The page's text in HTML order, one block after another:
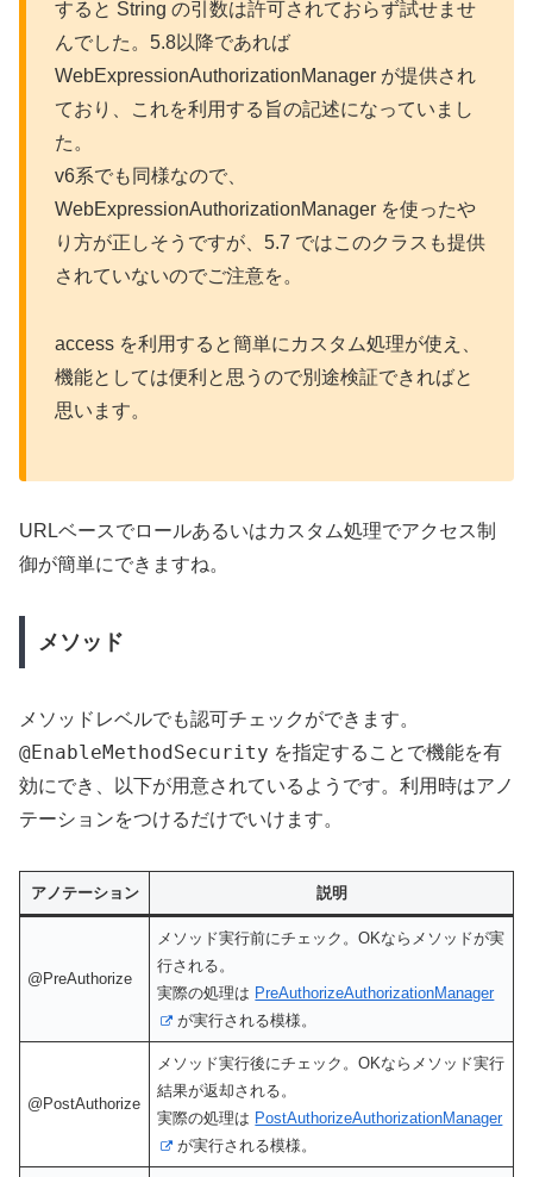
すると String の引数は許可されておらず試せませ
んでした。5.8以降であれば
WebExpressionAuthorizationManager が提供され
ており、これを利用する旨の記述になっていまし
た。
v6系でも同様なので、
WebExpressionAuthorizationManager を使ったや
り方が正しそうですが、5.7 ではこのクラスも提供
されていないのでご注意を。
access を利用すると簡単にカスタム処理が使え、
機能としては便利と思うので別途検証できればと
思います。
URLベースでロールあるいはカスタム処理でアクセス制
御が簡単にできますね。
メソッド
メソッドレベルでも認可チェックができます。
@EnableMethodSecurity を指定することで機能を有
効にでき、以下が用意されているようです。利用時はアノ
テーションをつけるだけでいけます。
アノテーション 説明
@PreAuthorize
メソッド実行前にチェック。OKならメソッドが実
行される。
実際の処理は PreAuthorizeAuthorizationManager
が実行される模様。
@PostAuthorize
メソッド実行後にチェック。OKならメソッド実行
結果が返却される。
実際の処理は PostAuthorizeAuthorizationManager
が実行される模様。